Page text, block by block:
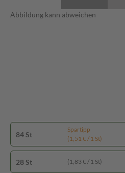
Abbildung kann abweichen
84 St
Spartipp
(1,51 € / 1 St)
28 St (1,83 € / 1 St)